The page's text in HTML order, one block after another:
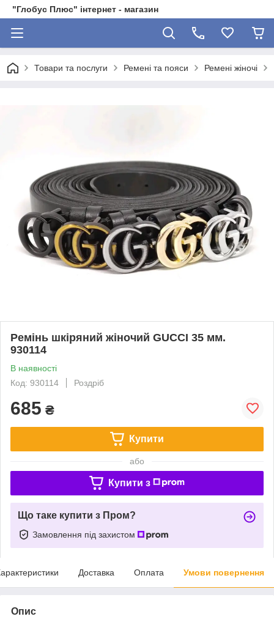
"Глобус Плюс" інтернет - магазин
Товари та послуги Ремені та пояси Ремені жіночі
Ремінь шкіряний жіночий GUCCI 35 мм.
930114
В наявності
Код: 930114
Роздріб
685 ₴
Купити
або
Купити з
Що таке купити з Пром?
Замовлення під захистом
Доставка Оплата Умови повернення
Опис